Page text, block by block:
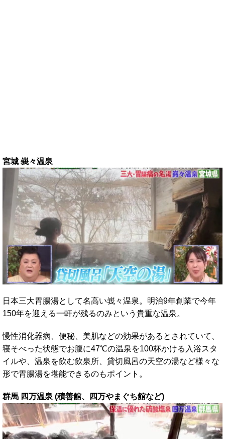
宮城 峩々温泉
日本三大胃腸湯として名高い峩々温泉。明治9年創業で今年
150年を迎える一軒が残るのみという貴重な温泉。
慢性消化器病、便秘、美肌などの効果があるとされていて、
寝そべった状態でお腹に47℃の温泉を100杯かける入浴スタ
イルや、温泉を飲む飲泉所、貸切風呂の天空の湯など様々な
形で胃腸湯を堪能できるのもポイント。
群馬 四万温泉 (積善館、四万やまぐち館など)